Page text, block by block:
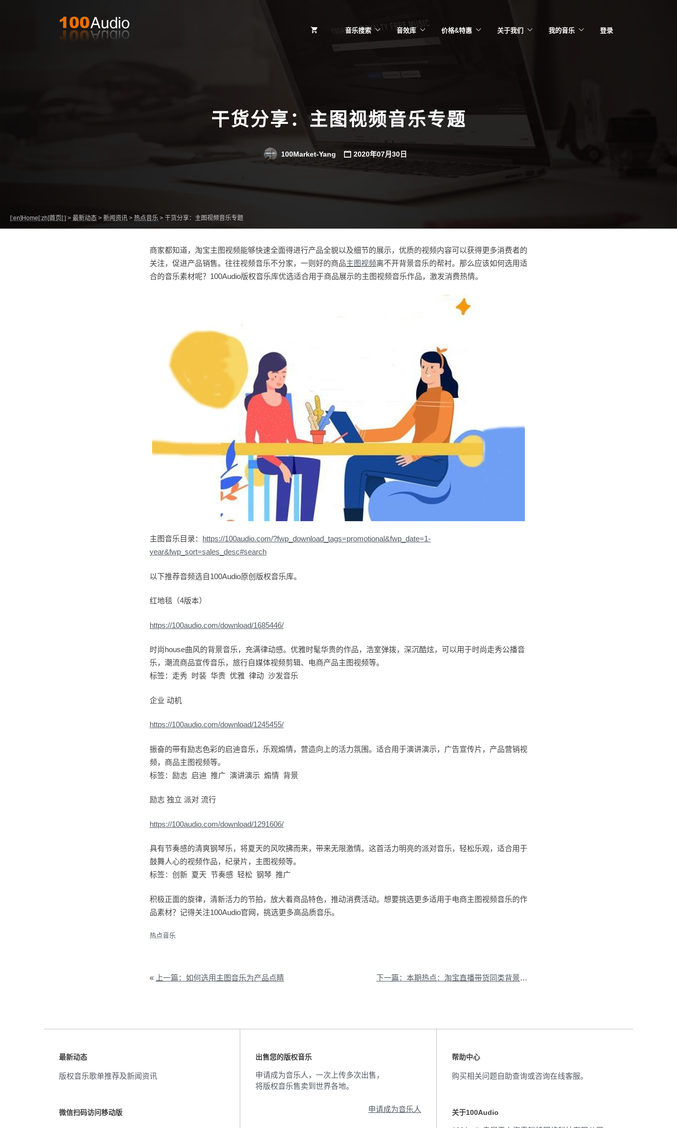
音乐搜索 音效库 价格&特惠 关于我们 我的音乐 登录
干货分享：主图视频音乐专题
100Market-Yang 2020年07月30日
[:en]Home[:zh]首页[:] > 最新动态 > 新闻资讯 > 热点音乐 > 干货分享：主图视频音乐专题
商家都知道，淘宝主图视频能够快速全面得进行产品全貌以及细节的展示，优质的视频内容可以获得更多消费者的
关注，促进产品销售。往往视频音乐不分家，一则好的商品主图视频离不开背景音乐的帮衬。那么应该如何选用适
合的音乐素材呢？100Audio版权音乐库优选适合用于商品展示的主图视频音乐作品，激发消费热情。
主图音乐目录： https://100audio.com/?fwp_download_tags=promotional&fwp_date=1-
year&fwp_sort=sales_desc#search
以下推荐音频选自100Audio原创版权音乐库。
红地毯（4版本）
https://100audio.com/download/1685446/
时尚house曲风的背景音乐，充满律动感。优雅时髦华贵的作品，浩室弹拨，深沉酷炫，可以用于时尚走秀公播音
乐，潮流商品宣传音乐，旅行自媒体视频剪辑、电商产品主图视频等。
标签：走秀 时装 华贵 优雅 律动 沙发音乐
企业 动机
https://100audio.com/download/1245455/
振奋的带有励志色彩的启迪音乐，乐观煽情，营造向上的活力氛围。适合用于演讲演示，广告宣传片，产品营销视
频，商品主图视频等。
标签：励志 启迪 推广 演讲演示 煽情 背景
励志 独立 派对 流行
https://100audio.com/download/1291606/
具有节奏感的清爽钢琴乐，将夏天的风吹拂而来，带来无限激情。这首活力明亮的派对音乐，轻松乐观，适合用于
鼓舞人心的视频作品，纪录片，主图视频等。
标签：创新 夏天 节奏感 轻松 钢琴 推广
积极正面的旋律，清新活力的节拍，放大着商品特色，推动消费活动。想要挑选更多适用于电商主图视频音乐的作
品素材？记得关注100Audio官网，挑选更多高品质音乐。
热点音乐
« 上一篇：如何选用主图音乐为产品点睛 下一篇：本期热点：淘宝直播带货同类背景音乐推荐
最新动态
版权音乐歌单推荐及新闻资讯
微信扫码访问移动版
出售您的版权音乐
申请成为音乐人，一次上传多次出售，
将版权音乐售卖到世界各地。
申请成为音乐人
帮助中心
购买相关问题自助查询或咨询在线客服。
关于100Audio